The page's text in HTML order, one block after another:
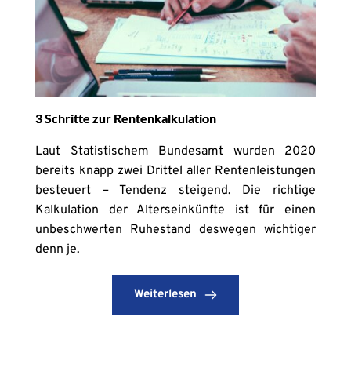
3 Schritte zur Rentenkalkulation
Laut Statistischem Bundesamt wurden 2020
bereits knapp zwei Drittel aller Rentenleistungen
besteuert – Tendenz steigend. Die richtige
Kalkulation der Alterseinkünfte ist für einen
unbeschwerten Ruhestand deswegen wichtiger
denn je.
Weiterlesen